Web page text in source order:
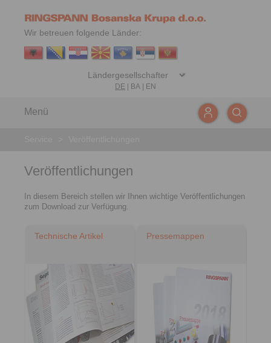
Wir betreuen folgende Länder:
DE| BA| EN
Menü
Veröffentlichungen
In diesem Bereich stellen wir Ihnen wichtige Veröffentlichungen
zum Download zur Verfügung.
Technische Artikel Pressemappen